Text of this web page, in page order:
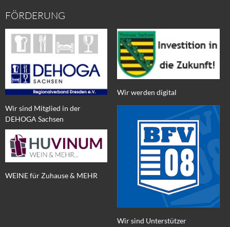
FÖRDERUNG
Wir sind Mitglied in der
DEHOGA Sachsen
WEINE für Zuhause & MEHR
Wir werden digital
Wir sind Unterstützer